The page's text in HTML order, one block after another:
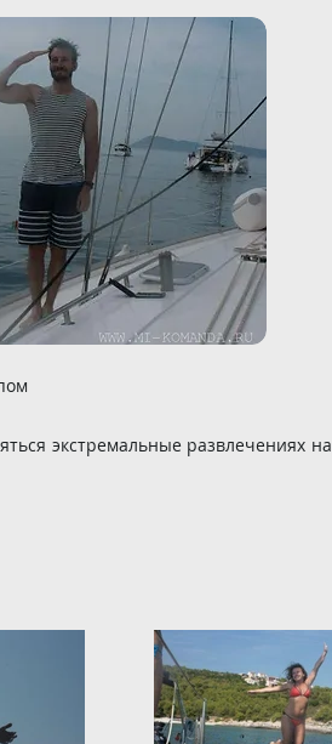
экстремальные развлечениях на